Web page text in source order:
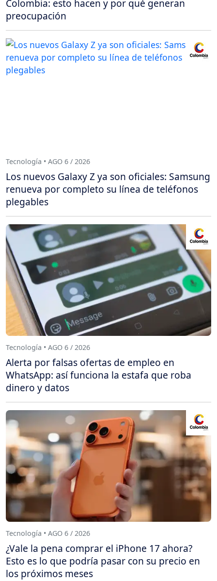
Colombia: esto hacen y por qué generan
preocupación
Tecnología • AGO 6 / 2026
Los nuevos Galaxy Z ya son oficiales: Samsung
renueva por completo su línea de teléfonos
plegables
Tecnología • AGO 6 / 2026
Alerta por falsas ofertas de empleo en
WhatsApp: así funciona la estafa que roba
dinero y datos
Tecnología • AGO 6 / 2026
¿Vale la pena comprar el iPhone 17 ahora?
Esto es lo que podría pasar con su precio en
los próximos meses